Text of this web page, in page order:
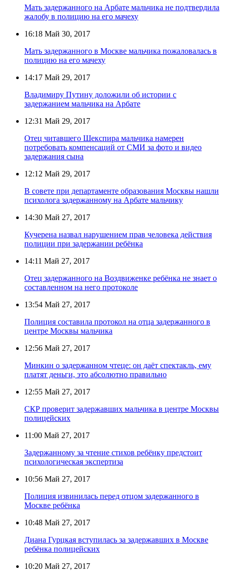
Мать задержанного на Арбате мальчика не подтвердила
жалобу в полицию на его мачеху
16:18 Май 30, 2017
Мать задержанного в Москве мальчика пожаловалась в
полицию на его мачеху
14:17 Май 29, 2017
Владимиру Путину доложили об истории с
задержанием мальчика на Арбате
12:31 Май 29, 2017
Отец читавшего Шекспира мальчика намерен
потребовать компенсаций от СМИ за фото и видео
задержания сына
12:12 Май 29, 2017
В совете при департаменте образования Москвы нашли
психолога задержанному на Арбате мальчику
14:30 Май 27, 2017
Кучерена назвал нарушением прав человека действия
полиции при задержании ребёнка
14:11 Май 27, 2017
Отец задержанного на Воздвиженке ребёнка не знает о
составленном на него протоколе
13:54 Май 27, 2017
Полиция составила протокол на отца задержанного в
центре Москвы мальчика
12:56 Май 27, 2017
Минкин о задержанном чтеце: он даёт спектакль, ему
платят деньги, это абсолютно правильно
12:55 Май 27, 2017
СКР проверит задержавших мальчика в центре Москвы
полицейских
11:00 Май 27, 2017
Задержанному за чтение стихов ребёнку предстоит
психологическая экспертиза
10:56 Май 27, 2017
Полиция извинилась перед отцом задержанного в
Москве ребёнка
10:48 Май 27, 2017
Диана Гурцкая вступилась за задержавших в Москве
ребёнка полицейских
10:20 Май 27, 2017